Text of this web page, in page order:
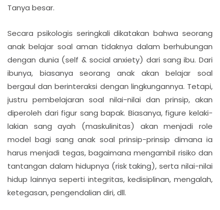
Tanya besar.
Secara psikologis seringkali dikatakan bahwa seorang
anak belajar soal aman tidaknya dalam berhubungan
dengan dunia (self & social anxiety) dari sang ibu. Dari
ibunya, biasanya seorang anak akan belajar soal
bergaul dan berinteraksi dengan lingkungannya. Tetapi,
justru pembelajaran soal nilai-nilai dan prinsip, akan
diperoleh dari figur sang bapak. Biasanya, figure kelaki-
lakian sang ayah (maskulinitas) akan menjadi role
model bagi sang anak soal prinsip-prinsip dimana ia
harus menjadi tegas, bagaimana mengambil risiko dan
tantangan dalam hidupnya (risk taking), serta nilai-nilai
hidup lainnya seperti integritas, kedisiplinan, mengalah,
ketegasan, pengendalian diri, dll.